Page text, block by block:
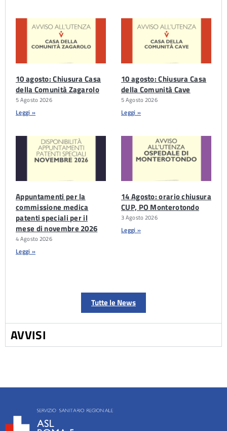
10 agosto: Chiusura Casa
della Comunità Zagarolo
5 Agosto 2026
Leggi »
10 agosto: Chiusura Casa
della Comunità Cave
5 Agosto 2026
Leggi »
Appuntamenti per la
commissione medica
patenti speciali per il
mese di novembre 2026
4 Agosto 2026
Leggi »
14 Agosto: orario chiusura
CUP, PO Monterotondo
3 Agosto 2026
Leggi »
Tutte le News
AVVISI